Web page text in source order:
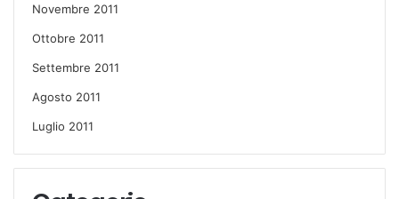
Novembre 2011
Ottobre 2011
Settembre 2011
Agosto 2011
Luglio 2011